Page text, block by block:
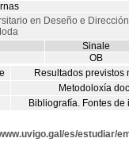
en Deseño e Dirección
Sinale
OB
Resultados previstos
Metodoloxía
Bibliografía. Fontes de
es/estudiar/